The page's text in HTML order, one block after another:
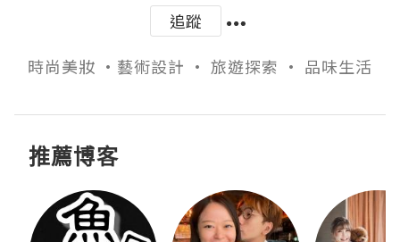
追蹤
推薦博客